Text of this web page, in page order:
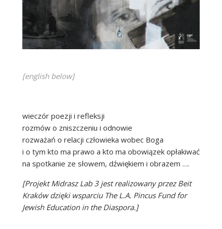
[english below]
wieczór poezji i refleksji
rozmów o zniszczeniu i odnowie
rozważań o relacji człowieka wobec Boga
i o tym kto ma prawo a kto ma obowiązek opłakiwać
na spotkanie ze słowem, dźwiękiem i obrazem ….
[Projekt Midrasz Lab 3 jest realizowany przez Beit
Kraków dzięki wsparciu The L.A. Pincus Fund for
Jewish Education in the Diaspora.]